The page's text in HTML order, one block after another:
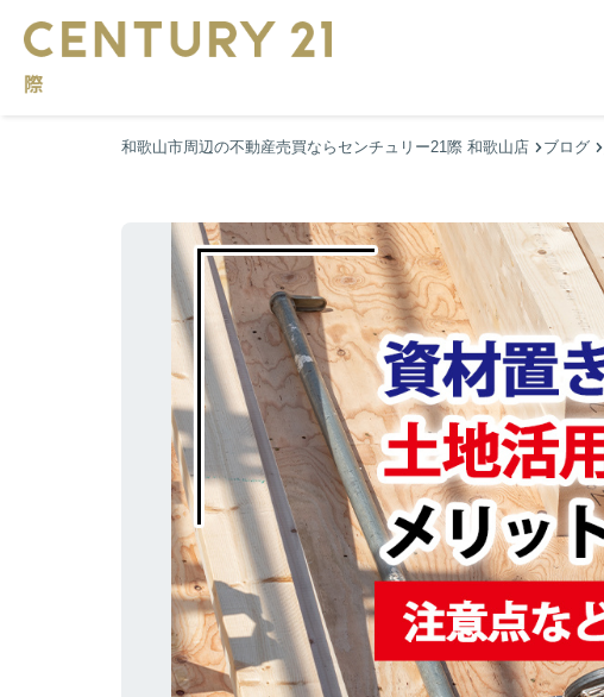
和歌山市周辺の不動産売買ならセンチュリー21際 和歌山店 ブログ